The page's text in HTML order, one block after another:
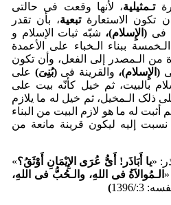
تـمثیلیة، لأنها وقعت فی حالتی
أن تکون الاستعارةتبعیة، بأن تقدر
فی (الإِسلام)، شبّه ثبات الإسلام و
ببناء الـخباء علی الأعمدة
من الـمصدر إلی الفعل، وأن تکون
(الإِسلام)، والقرینة فی(بُنِیَ) علی
بالبیت، ثم خیل کأنّه بیت علی
ذلک الـمخیل، ثم خیل له ما یلازم
أثبت له ما هو لازم البیت من البناء
نسبت إلیه لیکون قرینة مانعة من
یا أَبَاذَر! أَیُّ عُرَی الإِیمَانِ أَوثَقُ؟»
الـمُوالاَةُ فی اللهِ، والـحُبُّ فی اللهِ،
3:/1396
)